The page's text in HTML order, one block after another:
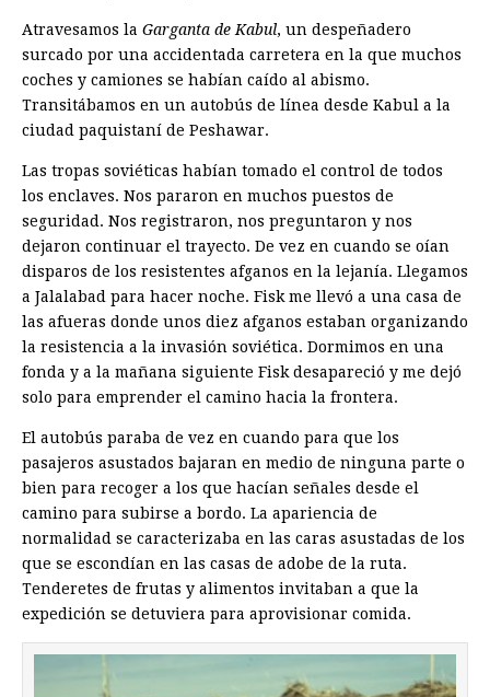
Atravesamos la Garganta de Kabul, un despeñadero
surcado por una accidentada carretera en la que muchos
coches y camiones se habían caído al abismo.
Transitábamos en un autobús de línea desde Kabul a la
ciudad paquistaní de Peshawar.
Las tropas soviéticas habían tomado el control de todos
los enclaves. Nos pararon en muchos puestos de
seguridad. Nos registraron, nos preguntaron y nos
dejaron continuar el trayecto. De vez en cuando se oían
disparos de los resistentes afganos en la lejanía. Llegamos
a Jalalabad para hacer noche. Fisk me llevó a una casa de
las afueras donde unos diez afganos estaban organizando
la resistencia a la invasión soviética. Dormimos en una
fonda y a la mañana siguiente Fisk desapareció y me dejó
solo para emprender el camino hacia la frontera.
El autobús paraba de vez en cuando para que los
pasajeros asustados bajaran en medio de ninguna parte o
bien para recoger a los que hacían señales desde el
camino para subirse a bordo. La apariencia de
normalidad se caracterizaba en las caras asustadas de los
que se escondían en las casas de adobe de la ruta.
Tenderetes de frutas y alimentos invitaban a que la
expedición se detuviera para aprovisionar comida.